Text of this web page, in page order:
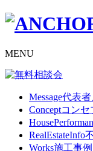
MENU
Message代表
Conceptコンセ
RealEstateInfo
Works施工事例